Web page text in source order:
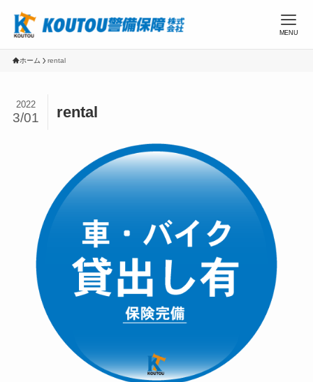
MENU
ホーム rental
rental
2022
3/01